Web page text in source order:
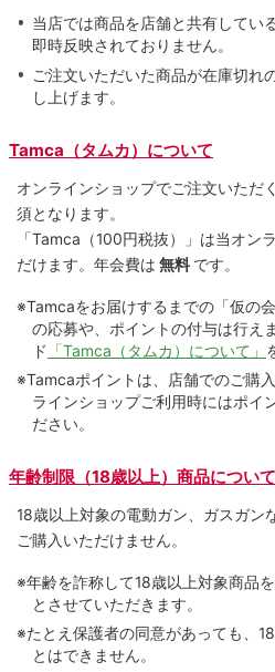
当店では商品を店舗と共有してい
即時反映されておりません。
ご注文いただいた商品が在庫切れ
し上げます。
Tamca（タムカ）について
オンラインショップでご注⽂いただ
須となります。
「Tamca （100円税抜）
」は当オン
だけます。 年会費は 無料 です。
※Tamcaをお届けするまでの「仮の
の応募や、ポイントの付与は⾏え
ド 「Tamca（タムカ）について」
※Tamcaポイントは、店舗でのご購
ラインショップご利用時にはポイ
ださい。
年齢制限（18歳以上）商品について
18歳以上対象の電動ガン、ガスガン
ご購入いただけません。
※年齢を詐称して18歳以上対象商品
とさせていただきます。
※たとえ保護者の同意があっても、
とはできません。